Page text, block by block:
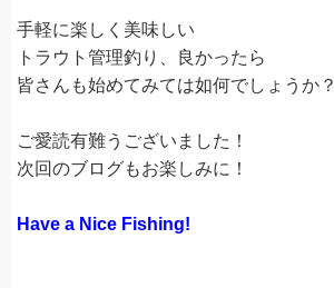
手軽に楽しく美味しい
トラウト管理釣り、良かったら
皆さんも始めてみては如何でしょうか？
ご愛読有難うございました！
次回のブログもお楽しみに！
Have a Nice Fishing!